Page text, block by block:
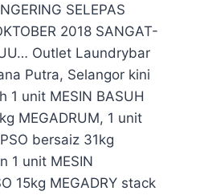
SELEPAS
2018 SANGAT-
Outlet Laundrybar
Putra, Selangor kini
1 unit MESIN BASUH
MEGADRUM, 1 unit
bersaiz 31kg
1 unit MESIN
15kg MEGADRY stack